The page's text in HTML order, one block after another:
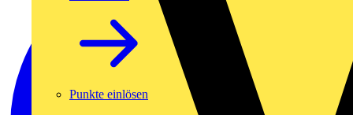
Punkte einlösen